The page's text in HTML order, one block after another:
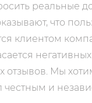
реальные
что
клиентом
отзывов. Мы
честным и